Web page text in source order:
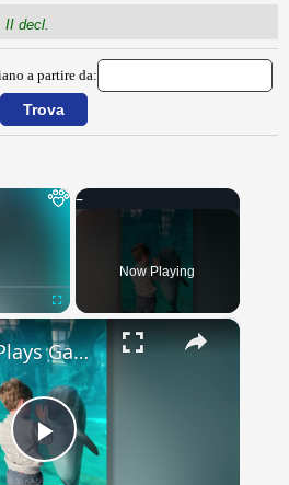
II decl.
a partire da:
×
Fullscreen
Now Playing
×
Play
Dolphin Plays Game With Kid | Happily TV